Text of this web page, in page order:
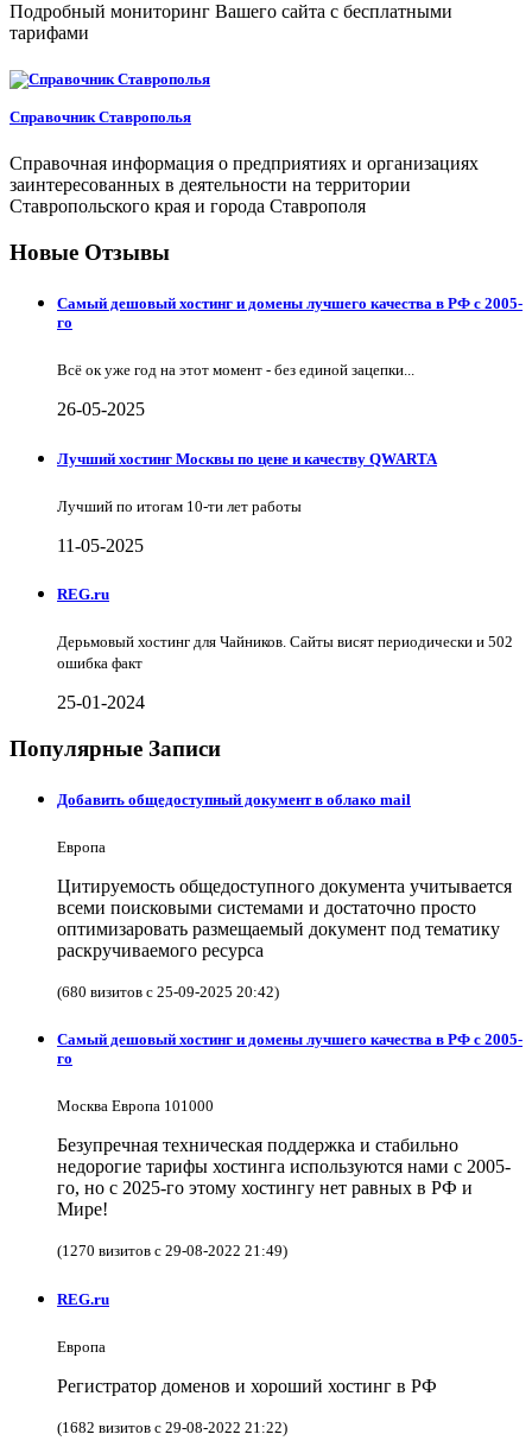
Подробный мониторинг Вашего сайта с бесплатными
тарифами
Справочник Ставрополья
Справочная информация о предприятиях и организациях
заинтересованных в деятельности на территории
Ставропольского края и города Ставрополя
Новые Отзывы
Самый дешовый хостинг и домены лучшего качества в РФ с 2005-
го
Всё ок уже год на этот момент - без единой зацепки...
26-05-2025
Лучший хостинг Москвы по цене и качеству QWARTA
Лучший по итогам 10-ти лет работы
11-05-2025
REG.ru
Дерьмовый хостинг для Чайников. Сайты висят периодически и 502
ошибка факт
25-01-2024
Популярные Записи
Добавить общедоступный документ в облако mail
Европа
Цитируемость общедоступного документа учитывается
всеми поисковыми системами и достаточно просто
оптимизаровать размещаемый документ под тематику
раскручиваемого ресурса
(680 визитов с 25-09-2025 20:42)
Самый дешовый хостинг и домены лучшего качества в РФ с 2005-
го
Москва Европа 101000
Безупречная техническая поддержка и стабильно
недорогие тарифы хостинга используются нами с 2005-
го, но с 2025-го этому хостингу нет равных в РФ и
Мире!
(1270 визитов с 29-08-2022 21:49)
REG.ru
Европа
Регистратор доменов и хороший хостинг в РФ
(1682 визитов с 29-08-2022 21:22)